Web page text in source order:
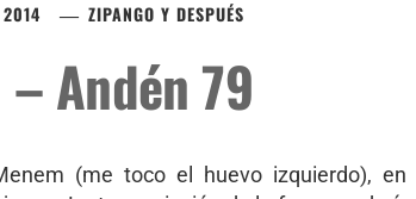
2014 ZIPANGO Y DESPUÉS
Andén 79
(me toco el huevo izquierdo),